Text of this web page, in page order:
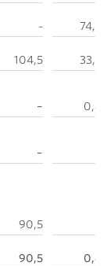
–
74,5
104,5
33,2
–
0,4
–
90,5
90,5
0,4